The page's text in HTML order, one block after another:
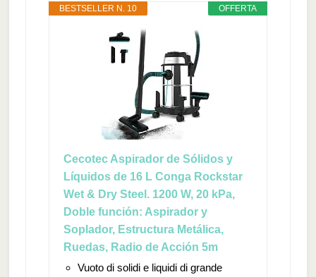
OFFERTA
BESTSELLER N. 10
Cecotec Aspirador de Sólidos y
Líquidos de 16 L Conga Rockstar
Wet & Dry Steel. 1200 W, 20 kPa,
Doble función: Aspirador y
Soplador, Estructura Metálica,
Ruedas, Radio de Acción 5m
Vuoto di solidi e liquidi di grande